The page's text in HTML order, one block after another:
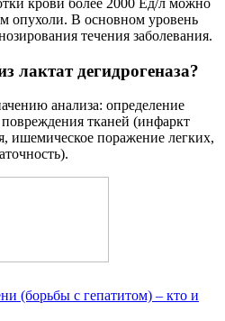
крови более 2000 Ед/л можно
опухоли. В основном уровень
течения заболевания.
лактат дегидрогеназа?
анализа: определение
тканей (инфаркт
ишемическое поражение легких,
(борьбы с гепатитом) – кто и